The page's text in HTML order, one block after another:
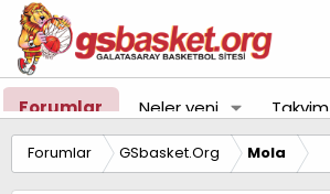
Forumlar Neler yeni Takvim
Forumlar GSbasket.Org Mola